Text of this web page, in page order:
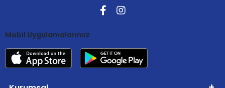
Mobil Uygulamalarımız